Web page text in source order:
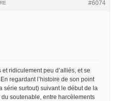
#6074
ridiculement peu d’alliés, et se
regardant l’histoire de son point
série surtout) suivant le début de la
soutenable, entre harcèlements